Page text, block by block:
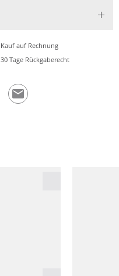
Kauf auf Rechnung
30 Tage Rückgaberecht